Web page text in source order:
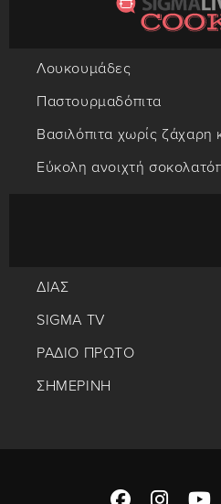
Λουκουμάδες
Παστουρμαδόπιτα
Βασιλόπιτα χωρίς ζάχαρη
Εύκολη ανοιχτή
ΔΙΑΣ
SIGMA TV
ΡΑΔΙΟ ΠΡΩΤΟ
ΣΗΜΕΡΙΝΗ